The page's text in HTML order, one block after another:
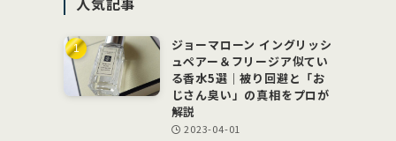
ー
ジョーマローン イングリッシ
ュペアー＆フリージア似てい
る香水5選｜被り回避と「お
じさん臭い」の真相をプロが
解説
2023-04-01